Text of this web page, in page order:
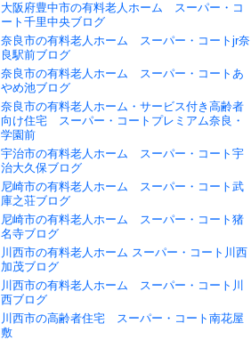
大阪府豊中市の有料老人ホーム スーパー・コ
ート千里中央ブログ
奈良市の有料老人ホーム スーパー・コートjr奈
良駅前ブログ
奈良市の有料老人ホーム スーパー・コートあ
やめ池ブログ
奈良市の有料老人ホーム・サービス付き高齢者
向け住宅 スーパー・コートプレミアム奈良・
学園前
宇治市の有料老人ホーム スーパー・コート宇
治大久保ブログ
尼崎市の有料老人ホーム スーパー・コート武
庫之荘ブログ
尼崎市の有料老人ホーム スーパー・コート猪
名寺ブログ
川西市の有料老人ホーム スーパー・コート川西
加茂ブログ
川西市の有料老人ホーム スーパー・コート川
西ブログ
川西市の高齢者住宅 スーパー・コート南花屋
敷